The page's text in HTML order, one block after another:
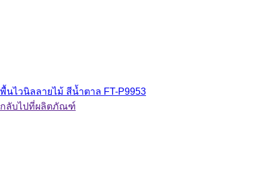
พื้นไวนิลลายไม้ สีน้ำตาล FT-P9953
กลับไปที่ผลิตภัณฑ์